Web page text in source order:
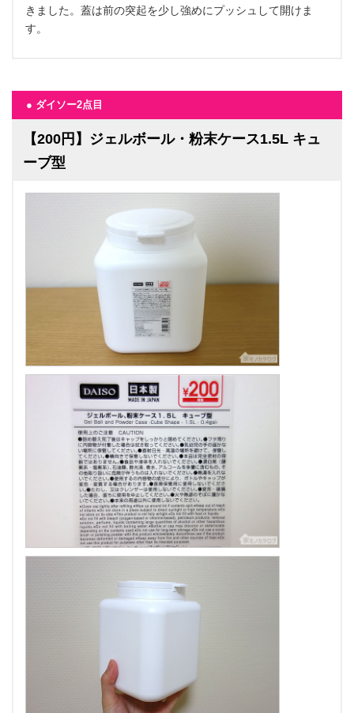
きました。蓋は前の突起を少し強めにプッシュして開けま
す。
● ダイソー2点目
【200円】ジェルボール・粉末ケース1.5L キュ
ーブ型